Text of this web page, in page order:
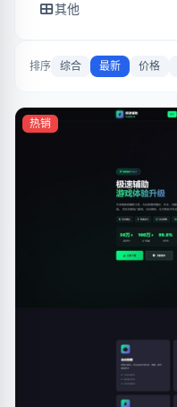
其他
排序 综合 最新 价格
热销